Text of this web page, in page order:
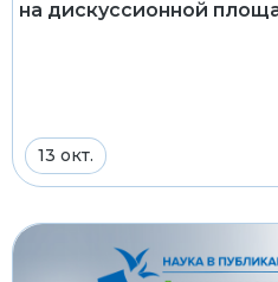
на дискуссионной
13 окт.